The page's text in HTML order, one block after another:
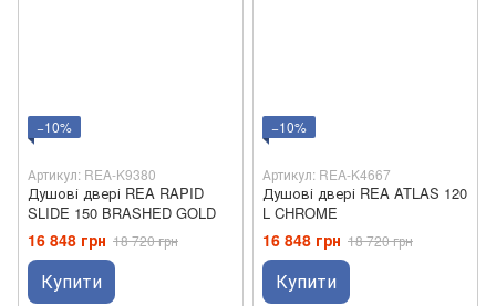
−10%
Артикул: REA-K9380
Душові двері REA RAPID
SLIDE 150 BRASHED GOLD
16 848 грн 18 720 грн
Купити
−10%
Артикул: REA-K4667
Душові двері REA ATLAS 120
L CHROME
16 848 грн 18 720 грн
Купити